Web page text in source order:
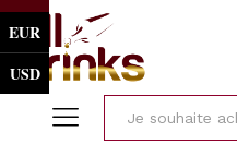
EUR
USD